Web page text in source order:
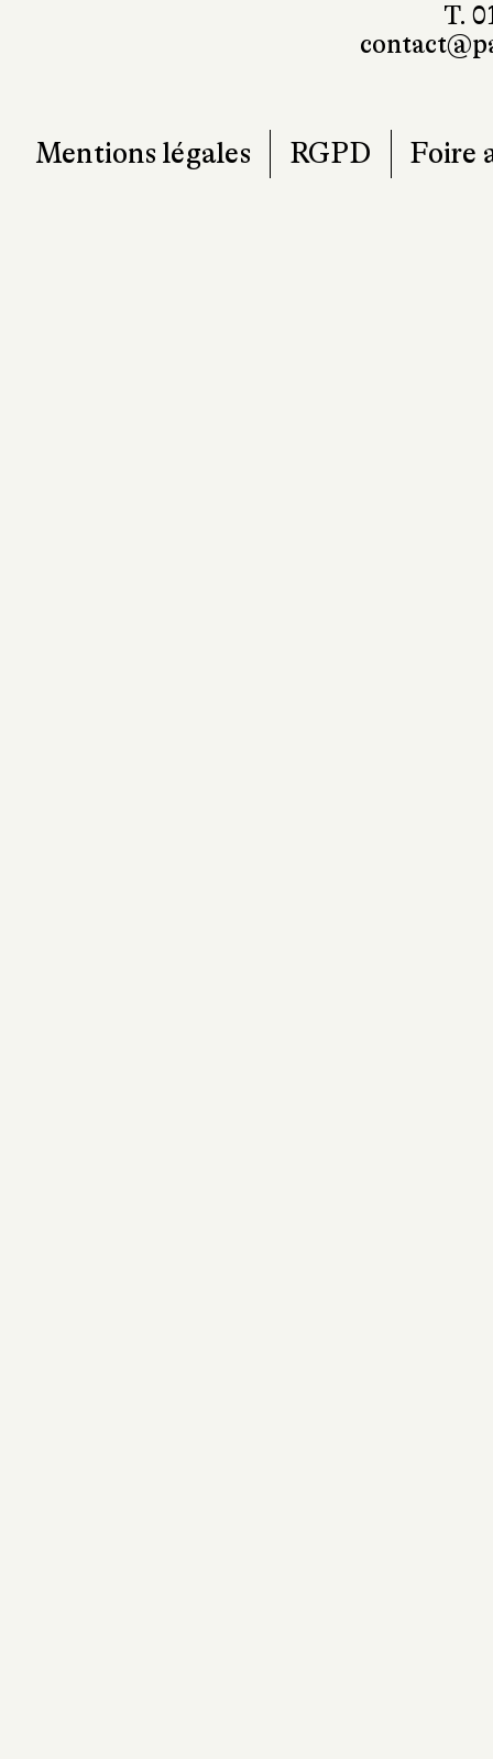
T.
Mentions légales RGPD Foire